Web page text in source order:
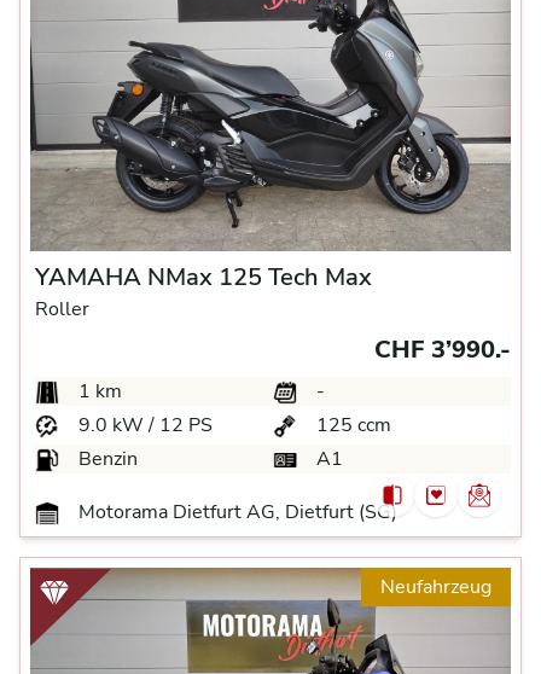
YAMAHA NMax 125 Tech Max
Roller
CHF 3’990.-
1 km
-
9.0 kW / 12 PS
125 ccm
Benzin
A1
Motorama Dietfurt AG, Dietfurt (SG)
Neufahrzeug